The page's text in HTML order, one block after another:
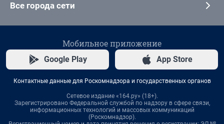
Все города сети
Мобильное приложение
Google Play App Store
Контактные данные для Роскомнадзора и государственных органов
Сетевое издание «164.ру» (18+).
Зарегистрировано Федеральной службой по надзору в сфере связи,
информационных технологий и массовых коммуникаций
(Роскомнадзор).